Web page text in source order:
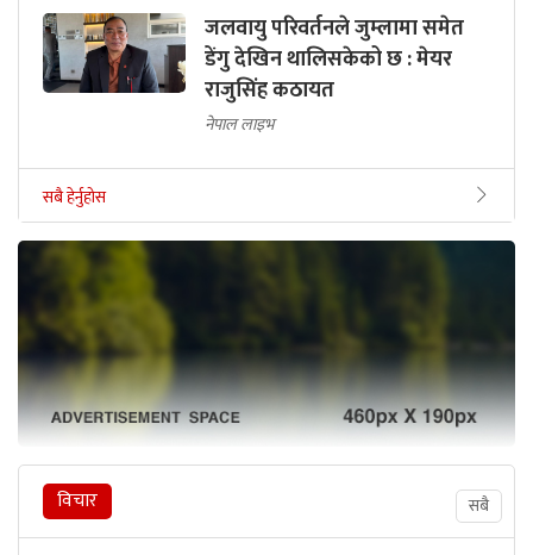
जलवायु परिवर्तनले जुम्लामा समेत
डेंगु देखिन थालिसकेको छ : मेयर
राजुसिंह कठायत
नेपाल लाइभ
सबै हेर्नुहोस
विचार सबै